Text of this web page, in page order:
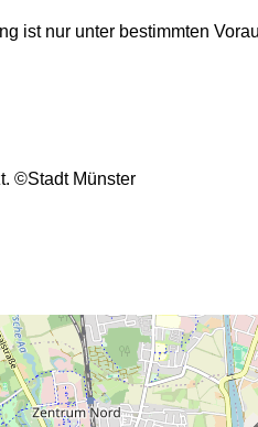
ist nur unter bestimmten
©Stadt Münster